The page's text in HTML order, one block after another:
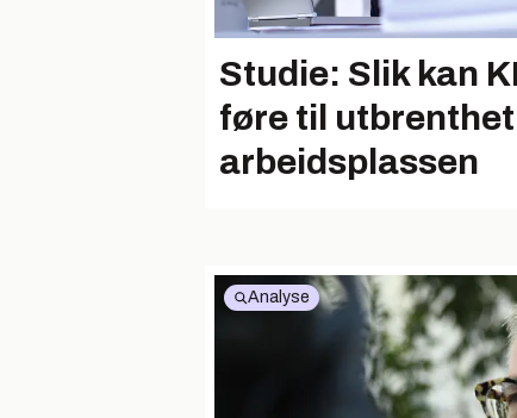
Studie: Slik kan
føre til
arbeidsplassen
Analyse